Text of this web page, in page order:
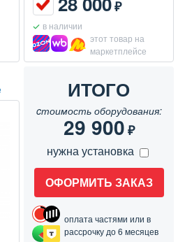
₽
в наличии
этот товар на
маркетплейсе
ИТОГО
cтоимость оборудования:
29 900₽
нужна установка
ОФОРМИТЬ ЗАКАЗ
оплата частями или в
рассрочку до 6 месяцев